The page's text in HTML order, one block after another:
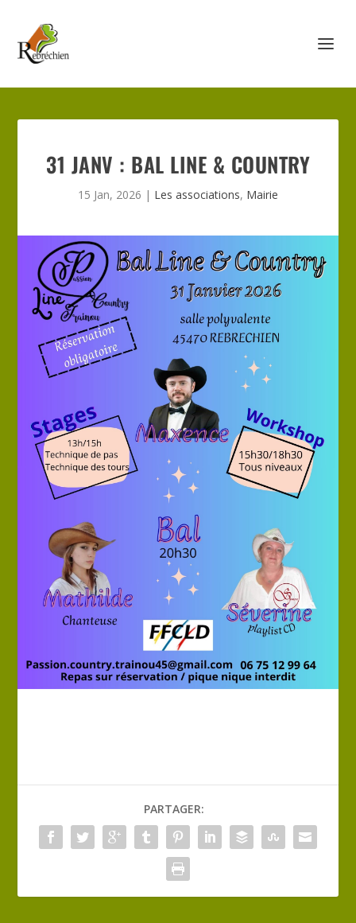
31 JANV : BAL LINE & COUNTRY
15 Jan, 2026 | Les associations, Mairie
PARTAGER: